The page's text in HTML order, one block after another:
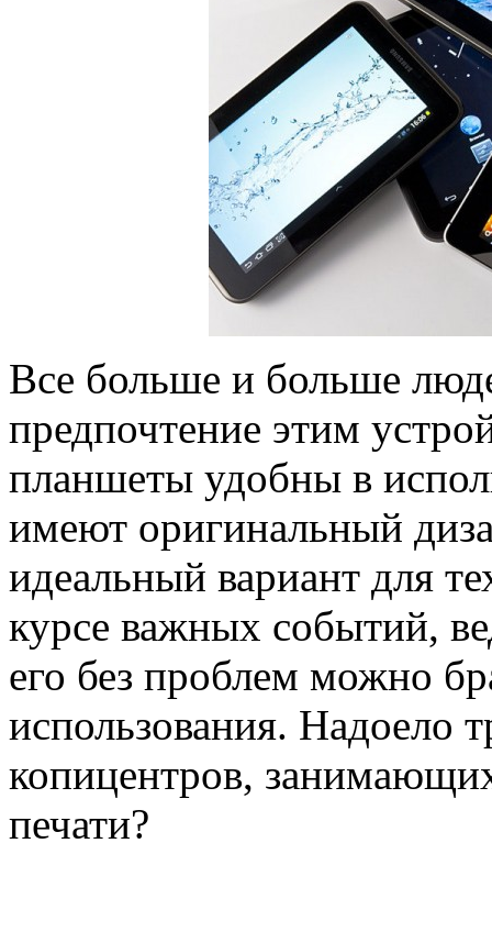
Все больше и больше
предпочтение этим
планшеты удобны в
имеют оригинальный
идеальный вариант для
курсе важных событий,
его без проблем можно
использования. Надоело
копицентров,
печати?